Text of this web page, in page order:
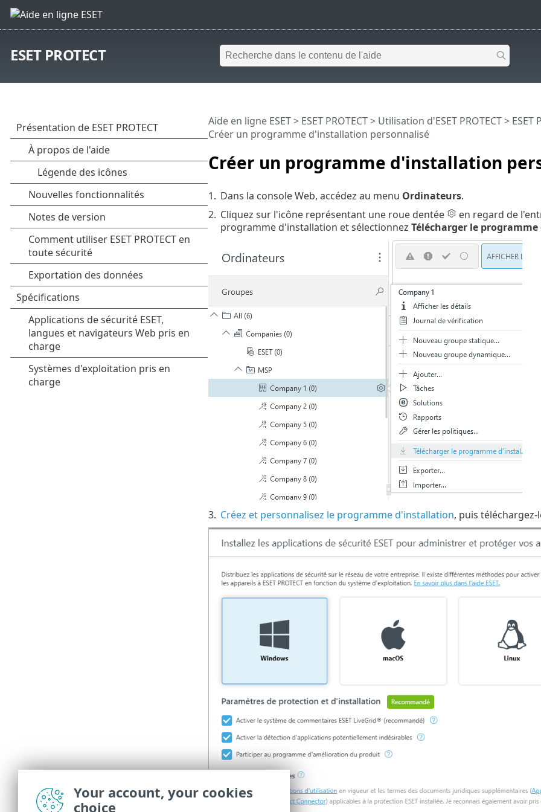
ESET PROTECT
Créer un programme d'installation
Aide en ligne ESET> ESET PROTECT> Utilisation d'ESET PROTECT> ESET
Créer un programme d'installation personnalisé
1. Dans la console Web, accédez au menu Ordinateurs.
2. Cliquez sur l'icône représentant une roue dentée
en regard de
programme d'installation et sélectionnez Télécharger le
3. Créez et personnalisez le programme d'installation, puis téléchargez-
Your account, your cookies
choice